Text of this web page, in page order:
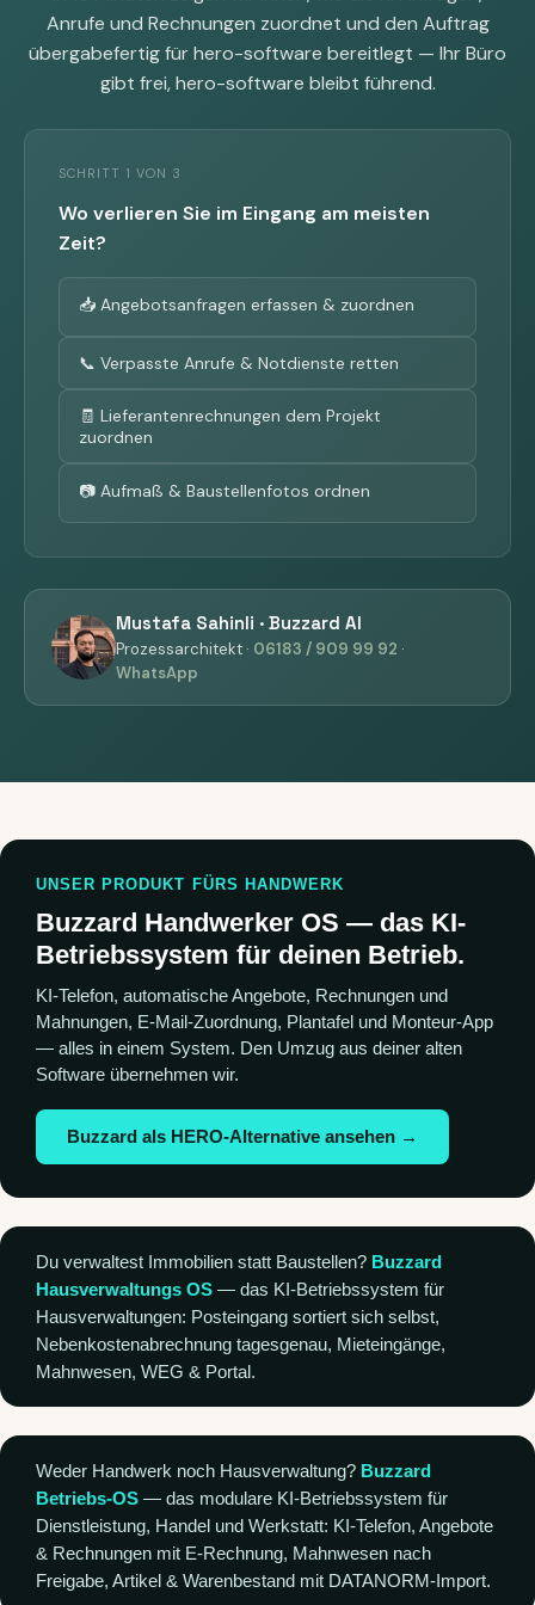
Anrufe und Rechnungen zuordnet und den Auftrag
übergabefertig für hero-software bereitlegt — Ihr Büro
gibt frei, hero-software bleibt führend.
SCHRITT 1 VON 3
Wo verlieren Sie im Eingang am meisten
Zeit?
📥 Angebotsanfragen erfassen & zuordnen
📞 Verpasste Anrufe & Notdienste retten
🧾 Lieferantenrechnungen dem Projekt
zuordnen
📷 Aufmaß & Baustellenfotos ordnen
Mustafa Sahinli · Buzzard AI
Prozessarchitekt · 06183 / 909 99 92 ·
WhatsApp
UNSER PRODUKT FÜRS HANDWERK
Buzzard Handwerker OS — das KI-
Betriebssystem für deinen Betrieb.
KI-Telefon, automatische Angebote, Rechnungen und
Mahnungen, E-Mail-Zuordnung, Plantafel und Monteur-App
— alles in einem System. Den Umzug aus deiner alten
Software übernehmen wir.
Buzzard als HERO-Alternative ansehen →
Du verwaltest Immobilien statt Baustellen? Buzzard
Hausverwaltungs OS — das KI-Betriebssystem für
Hausverwaltungen: Posteingang sortiert sich selbst,
Nebenkostenabrechnung tagesgenau, Mieteingänge,
Mahnwesen, WEG & Portal.
Weder Handwerk noch Hausverwaltung? Buzzard
Betriebs-OS — das modulare KI-Betriebssystem für
Dienstleistung, Handel und Werkstatt: KI-Telefon, Angebote
& Rechnungen mit E-Rechnung, Mahnwesen nach
Freigabe, Artikel & Warenbestand mit DATANORM-Import.